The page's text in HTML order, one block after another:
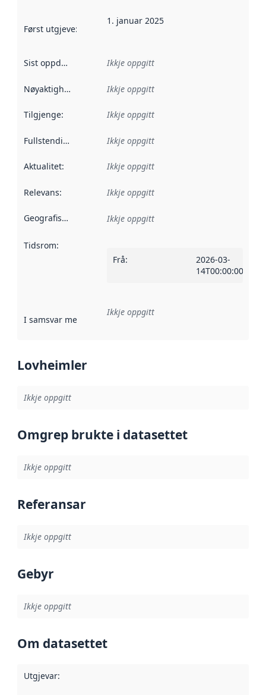
Først utgjeve: Denne datoen seier når dataa i dette
1. januar 2025
Sist oppdatert Ikkje oppgitt
Nøyaktigheit Ikkje oppgitt
Tilgjenge: Ikkje oppgitt
Fullstendigheit Ikkje oppgitt
Aktualitet: Ikkje oppgitt
Relevans: Ikkje oppgitt
Geografisk område Ikkje oppgitt
Tidsrom:
Frå:
2026-03-
14T00:00:00Z
I samsvar med Referanse til ei implementeringsregel eller
Ikkje oppgitt
Lovheimler
Ikkje oppgitt
Omgrep brukte i datasettet
Ikkje oppgitt
Referansar
Ikkje oppgitt
Gebyr
Ikkje oppgitt
Om datasettet
Utgjevar: